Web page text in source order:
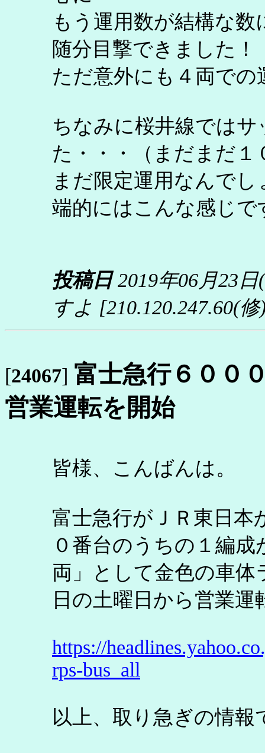
もう運用数が結構な
随分目撃できました！
ただ意外にも４両で
ちなみに桜井線では
た・・・（まだまだ１
まだ限定運用なんでし
端的にはこんな感じで
投稿日2019年06月23
すよ [210.120.247.60(
[24067] 富士急行６００
営業運転を開始
皆様、こんばんは。
富士急行がＪＲ東日本
０番台のうちの１編
両」として金色の車
日の土曜日から営業
https://
rps-bus_all
以上、取り急ぎの情